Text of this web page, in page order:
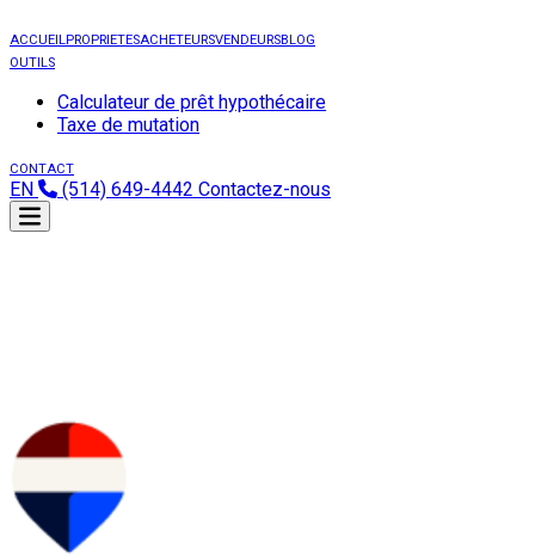
ACCUEILPROPRIETESACHETEURSVENDEURSBLOG
OUTILS
Calculateur de prêt hypothécaire
Taxe de mutation
CONTACT
EN (514) 649-4442 Contactez-nous